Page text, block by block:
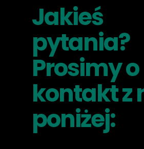
Jakieś
pytania?
Prosimy o
kontakt z
poniżej: